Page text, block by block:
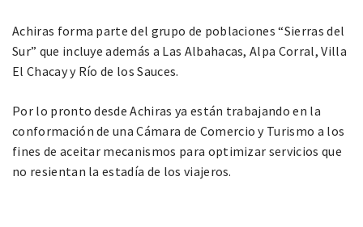
Achiras forma parte del grupo de poblaciones “Sierras del
Sur” que incluye además a Las Albahacas, Alpa Corral, Villa
El Chacay y Río de los Sauces.
Por lo pronto desde Achiras ya están trabajando en la
conformación de una Cámara de Comercio y Turismo a los
fines de aceitar mecanismos para optimizar servicios que
no resientan la estadía de los viajeros.